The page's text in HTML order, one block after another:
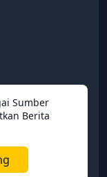
Sumber
Berita